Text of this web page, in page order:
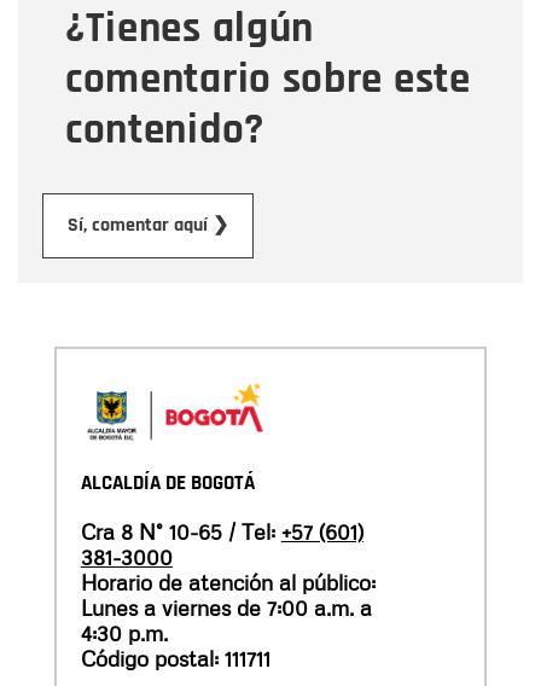
¿Tienes algún
comentario sobre este
contenido?
Sí, comentar aquí ❯
Mensaje
ALCALDÍA DE BOGOTÁ
Cra 8 N° 10-65 / Tel: +57 (601)
381-3000
Horario de atención al público:
Lunes a viernes de 7:00 a.m. a
4:30 p.m.
Código postal: 111711